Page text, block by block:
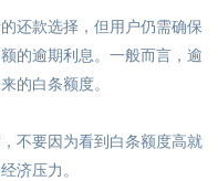
还款选择，但用户仍需确保
的逾期利息。一般而言，逾
的白条额度。
不要因为看到白条额度高就
济压力。